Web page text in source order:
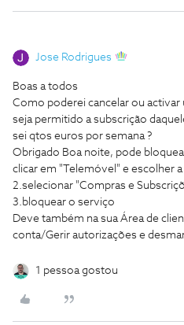
Jose Rodrigues
Boas a todos
Como poderei cancelar ou activar
seja permitido a subscrição
sei qtos euros por semana ?
Obrigado Boa noite, pode
clicar em "Telemóvel" e escolher
2.selecionar "Compras e
3.bloquear o serviço
Deve também na sua Área de
conta/Gerir autorizações e
1 pessoa gostou